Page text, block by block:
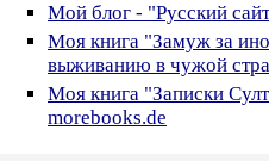
Мой блог - "Русский
Моя книга "Замуж за
выживанию в чужой
Моя книга "Записки
morebooks.de